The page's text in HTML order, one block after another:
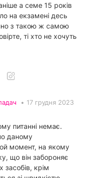
а семе 15 років
на екзамені десь
з такою ж самою
ті хто не хочуть
• 17 грудня 2023
питанні немає.
даному
момент, на якому
що він забороняє
засобів, крім